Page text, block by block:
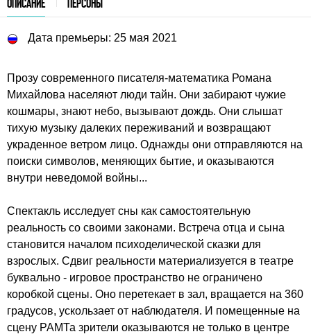
ОПИСАНИЕ ПЕРСОНЫ
Дата премьеры: 25 мая 2021
Прозу современного писателя-математика Романа
Михайлова населяют люди тайн. Они забирают чужие
кошмары, знают небо, вызывают дождь. Они слышат
тихую музыку далеких переживаний и возвращают
украденное ветром лицо. Однажды они отправляются на
поиски символов, меняющих бытие, и оказываются
внутри неведомой войны...
Спектакль исследует сны как самостоятельную
реальность со своими законами. Встреча отца и сына
становится началом психоделической сказки для
взрослых. Сдвиг реальности материализуется в театре
буквально - игровое пространство не ограничено
коробкой сцены. Оно перетекает в зал, вращается на 360
градусов, ускользает от наблюдателя. И помещенные на
сцену РАМТа зрители оказываются не только в центре